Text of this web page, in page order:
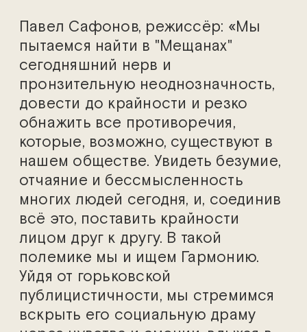
Павел Сафонов, режиссёр: «Мы
пытаемся найти в "Мещанах"
сегодняшний нерв и
пронзительную неоднозначность,
довести до крайности и резко
обнажить все противоречия,
которые, возможно, существуют в
нашем обществе. Увидеть безумие,
отчаяние и бессмысленность
многих людей сегодня, и, соединив
всё это, поставить крайности
лицом друг к другу. В такой
полемике мы и ищем Гармонию.
Уйдя от горьковской
публицистичности, мы стремимся
вскрыть его социальную драму